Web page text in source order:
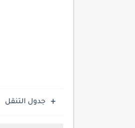
جدول التنقل